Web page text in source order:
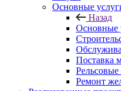
Основные
Назад
Основные
Поставка
Ремонт